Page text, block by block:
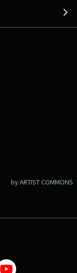
地の情報をお届けしま
てお勧めの邦楽を、２
ズ！おいくら万
ット ブチカン！！ 】
の面白こぼれ話などを
15時台 ROWSHI 番
Xハッシュタグは
by ARTIST COMMONS